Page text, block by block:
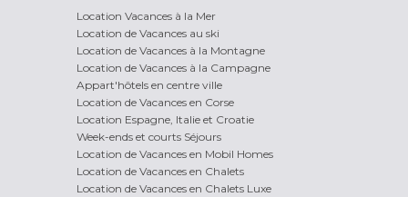
Location Vacances à la Mer
Location de Vacances au ski
Location de Vacances à la Montagne
Location de Vacances à la Campagne
Appart'hôtels en centre ville
Location de Vacances en Corse
Location Espagne, Italie et Croatie
Week-ends et courts Séjours
Location de Vacances en Mobil Homes
Location de Vacances en Chalets
Location de Vacances en Chalets Luxe